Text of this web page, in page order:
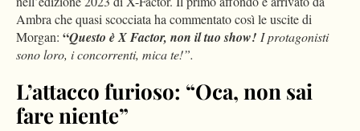
Ambra che quasi scocciata ha commentato così le uscite di
Morgan: “Questo è X Factor, non il tuo show! I protagonisti
sono loro, i concorrenti, mica te!”.
L’attacco furioso: “Oca, non sai
fare niente”